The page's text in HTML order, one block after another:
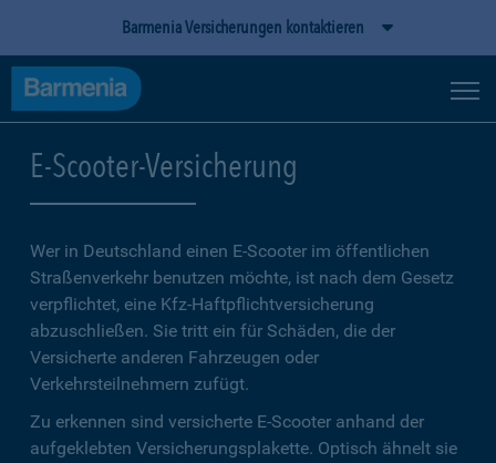
Barmenia Versicherungen kontaktieren
E-Scooter-Versicherung
Wer in Deutschland einen E-Scooter im öffentlichen
Straßenverkehr benutzen möchte, ist nach dem Gesetz
verpflichtet, eine Kfz-Haftpflichtversicherung
abzuschließen. Sie tritt ein für Schäden, die der
Versicherte anderen Fahrzeugen oder
Verkehrsteilnehmern zufügt.
Zu erkennen sind versicherte E-Scooter anhand der
aufgeklebten Versicherungsplakette. Optisch ähnelt sie